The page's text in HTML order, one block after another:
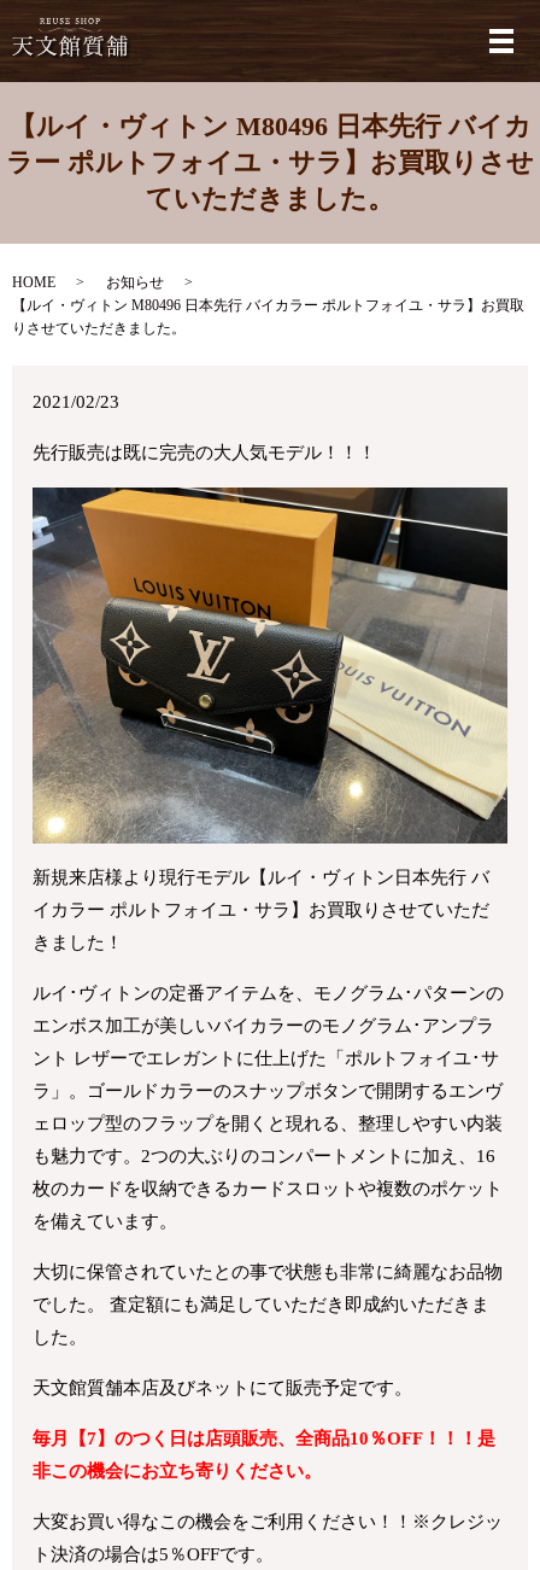
メ
【ルイ・ヴィトン M80496 日本先行 バイカ
ラー ポルトフォイユ・サラ】お買取りさせ
ていただきました。
HOME
お知らせ
【ルイ・ヴィトン M80496 日本先行 バイカラー ポルトフォイユ・サラ】お買取
りさせていただきました。
2021/02/23
先行販売は既に完売の大人気モデル！！！
新規来店様より現行モデル【ルイ・ヴィトン日本先行 バ
イカラー ポルトフォイユ・サラ】お買取りさせていただ
きました！
ルイ･ヴィトンの定番アイテムを、モノグラム･パターンの
エンボス加工が美しいバイカラーのモノグラム･アンプラ
ント レザーでエレガントに仕上げた「ポルトフォイユ･サ
ラ」。ゴールドカラーのスナップボタンで開閉するエンヴ
ェロップ型のフラップを開くと現れる、整理しやすい内装
も魅力です。2つの大ぶりのコンパートメントに加え、16
枚のカードを収納できるカードスロットや複数のポケット
を備えています。
大切に保管されていたとの事で状態も非常に綺麗なお品物
でした。 査定額にも満足していただき即成約いただきま
した。
天文館質舗本店及びネットにて販売予定です。
毎月【7】のつく日は店頭販売、全商品10％OFF！！！是
非この機会にお立ち寄りください。
大変お買い得なこの機会をご利用ください！！ ※クレジッ
ト決済の場合は5％OFFです。